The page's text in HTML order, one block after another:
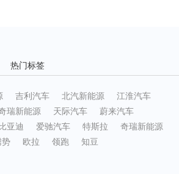
热门标签
吉利汽车 北汽新能源
江淮汽车
瑞新能源 天际汽车
蔚来汽车
亚迪 爱驰汽车 特斯拉
奇瑞新能源
势 欧拉 领跑 知豆